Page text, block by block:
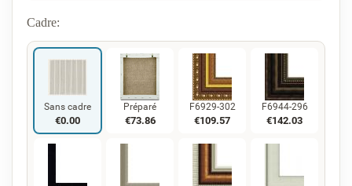
Cadre:
Sans cadre
€0.00
Préparé
€73.86
F6929-302
€109.57
F6944-296
€142.03